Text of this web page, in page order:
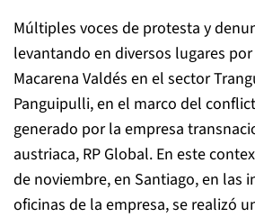
Múltiples voces de protesta y
levantando en diversos lugares
Macarena Valdés en el sector
Panguipulli, en el marco del
generado por la empresa
austriaca, RP Global. En este
de noviembre, en Santiago, en las
oficinas de la empresa, se realizó